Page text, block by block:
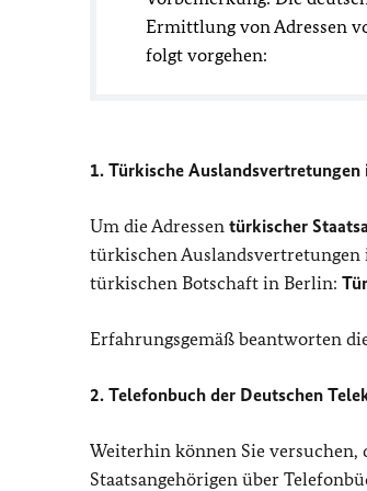
Ermittlung von Adressen
folgt vorgehen:
1. Türkische Auslandsvertretungen
Um die Adressen türkischer
türkischen Auslandsvertretungen
türkischen Botschaft in Berlin:
Erfahrungsgemäß beantworten
2. Telefonbuch der Deutschen
Weiterhin können Sie
Staatsangehörigen über